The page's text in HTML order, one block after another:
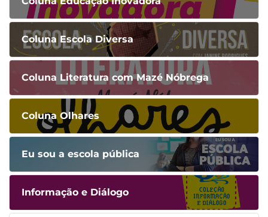
Coluna Escola Diversa
Coluna Literatura com Mazé Nóbrega
Coluna Olhares
Eu sou a escola pública
Informação e Diálogo